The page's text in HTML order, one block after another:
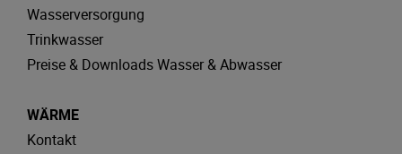
Wasserversorgung
Trinkwasser
Preise & Downloads Wasser & Abwasser
WÄRME
Kontakt